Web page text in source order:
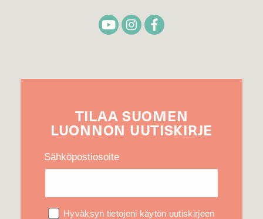
TILAA SUOMEN
LUONNON UUTIS­KIRJE
Sähköpostiosoite
Hyväksyn tietojeni käytön uutiskirjeen